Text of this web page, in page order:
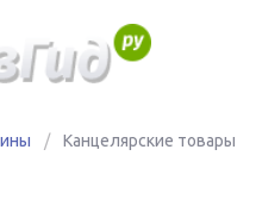
/ Канцелярские товары